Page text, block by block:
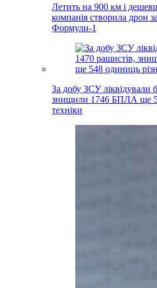
Летить на 900 км і
компанія створила дрон
Формули-1
За добу ЗСУ ліквідували
знищили 1746 БПЛА ще
техніки